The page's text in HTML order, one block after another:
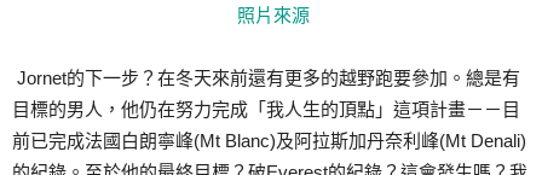
照片來源
Jornet的下一步？在冬天來前還有更多的越野跑要參加。總是有
目標的男人，他仍在努力完成「我人生的頂點」這項計畫－－目
前已完成法國白朗寧峰(Mt Blanc)及阿拉斯加丹奈利峰(Mt Denali)